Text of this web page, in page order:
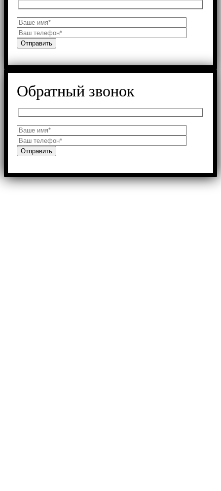
Обратный звонок